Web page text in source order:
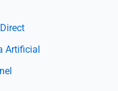
Artificial